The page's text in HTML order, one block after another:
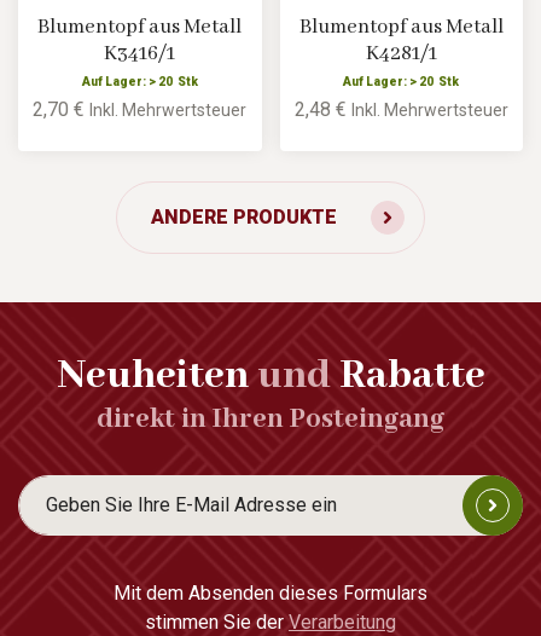
Blumentopf aus Metall
K3416/1
Auf Lager: > 20 Stk
2,70 €Inkl. Mehrwertsteuer
Blumentopf aus Metall
K4281/1
Auf Lager: > 20 Stk
2,48 € Inkl. Mehrwertsteuer
ANDERE PRODUKTE
NeuheitenundRabatte
direkt in Ihren Posteingang
Mit dem Absenden dieses Formulars
stimmen Sie der Verarbeitung